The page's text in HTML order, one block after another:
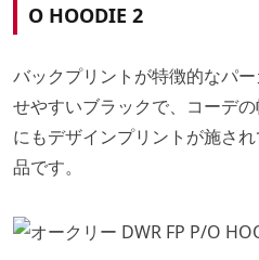
O HOODIE 2
バックプリントが特徴的なパ
せやすいブラックで、コーデ
にもデザインプリントが施さ
品です。